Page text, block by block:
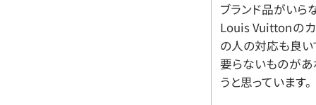
ブランド品がいら
Louis Vuittonの
の人の対応も良い
要らないものがあ
うと思っています。